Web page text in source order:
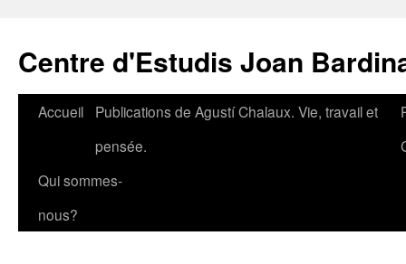
contenu
Centre d'Estudis Joan
Accueil
Publications de Agustí Chalaux. Vie, travail et
pensée.
Qui sommes-
nous?